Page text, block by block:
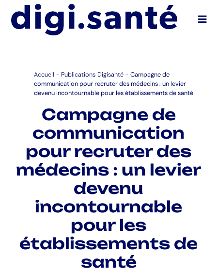
Accueil - Publications Digisanté - Campagne de
communication pour recruter des médecins : un levier
devenu incontournable pour les établissements de santé
Campagne de
communication
pour recruter des
médecins : un levier
devenu
incontournable
pour les
établissements de
santé